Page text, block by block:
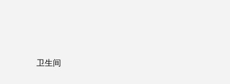
卫生间